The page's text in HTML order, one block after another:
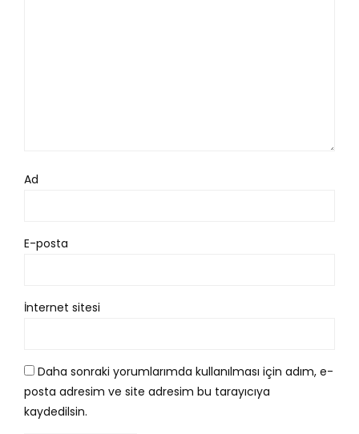
Ad
E-posta
İnternet sitesi
Daha sonraki yorumlarımda kullanılması için adım, e-
posta adresim ve site adresim bu tarayıcıya
kaydedilsin.